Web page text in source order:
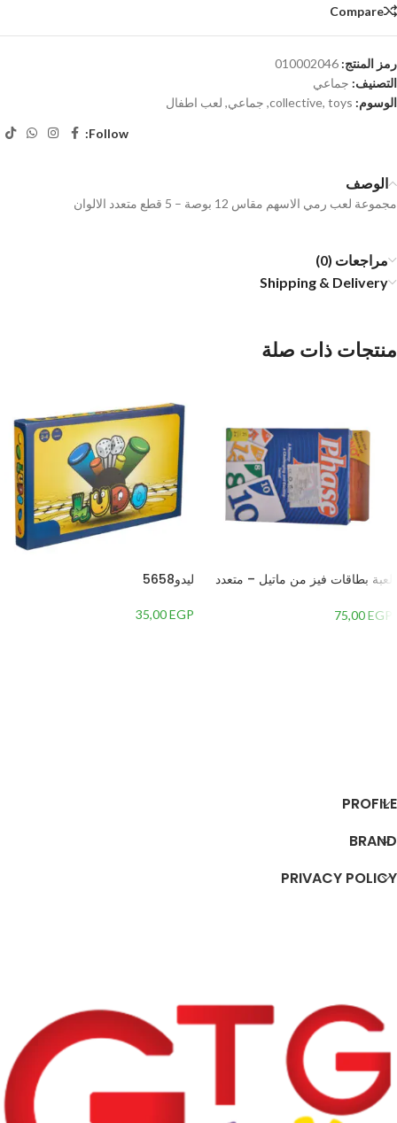
Compare
رمز المنتج: 010002046
التصنيف: جماعي
الوسوم:
collective, toys
, جماعي, لعب اطفال
Follow:
الوصف
مجموعة لعب رمي الاسهم مقاس 12 بوصة – 5 قطع متعدد الالوان
مراجعات (0)
Shipping & Delivery
منتجات ذات صلة
لعبة بطاقات فيز من ماتيل – متعدد
75,00EGP
ليدو5658
35,00EGP
PROFILE
BRAND
PRIVACY POLICY